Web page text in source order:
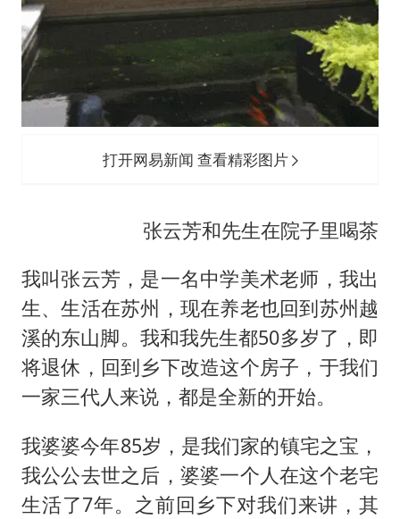
打开网易新闻 查看精彩图片
张云芳和先生在院子里喝茶
我叫张云芳，是一名中学美术老师，我出
生、生活在苏州，现在养老也回到苏州越
溪的东山脚。我和我先生都50多岁了，即
将退休，回到乡下改造这个房子，于我们
一家三代人来说，都是全新的开始。
我婆婆今年85岁，是我们家的镇宅之宝，
我公公去世之后，婆婆一个人在这个老宅
生活了7年。之前回乡下对我们来讲，其